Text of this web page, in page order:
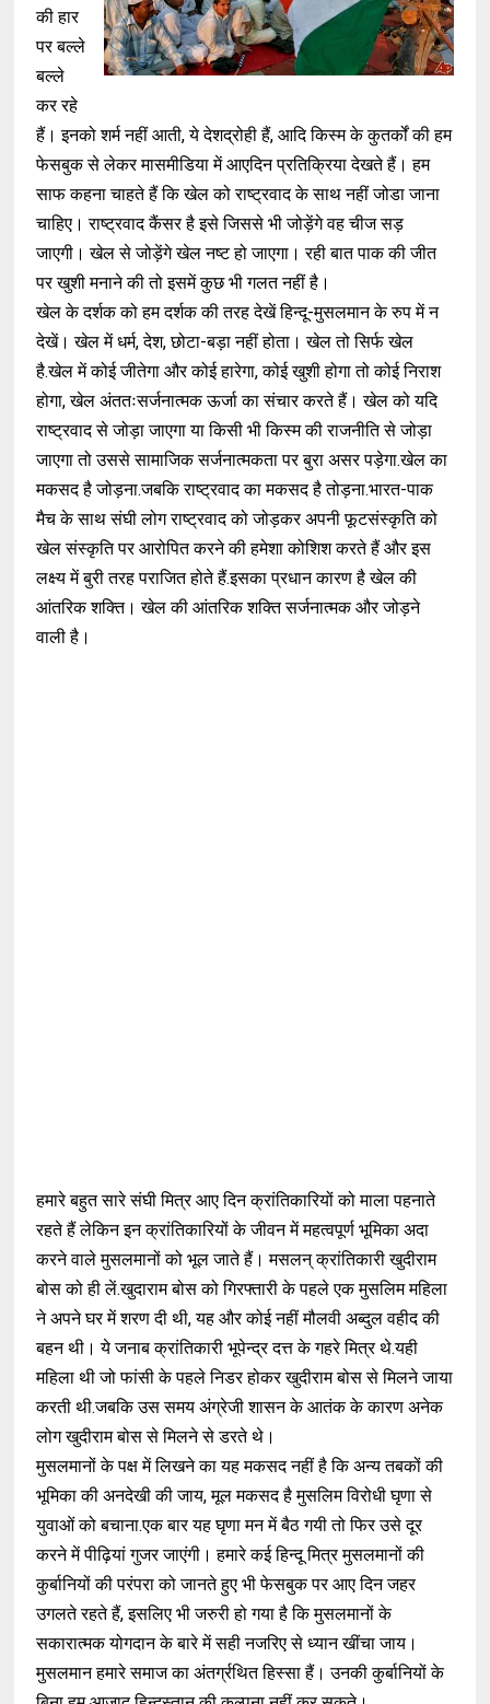
की हार
पर बल्ले
बल्ले
कर रहे
हैं।इनको शर्म नहीं आती,ये देशद्रोही हैं,आदि किस्म के कुतर्कों की हम
फेसबुक से लेकर मासमीडिया में आएदिन प्रतिक्रिया देखते हैं।हम
साफ कहना चाहते हैं कि खेल को राष्ट्रवाद के साथ नहीं जोडा जाना
चाहिए ।राष्ट्रवाद कैंसर है इसे जिससे भी जोड़ेंगे वह चीज सड़
जाएगी ।खेल से जोड़ेंगे खेल नष्ट हो जाएगा ।रही बात पाक की जीत
पर खुशी मनाने की तो इसमें कुछ भी गलत नहीं है ।
खेल के दर्शक को हम दर्शक की तरह देखें हिन्दू-मुसलमान के रुप में न
देखें।खेल में धर्म,देश,छोटा-बड़ा नहीं होता।खेल तो सिर्फ खेल
है.खेल में कोई जीतेगा और कोई हारेगा,कोई खुशी होगा तो कोई निराश
होगा,खेल अंततःसर्जनात्मक ऊर्जा का संचार करते हैं।खेल को यदि
राष्ट्रवाद से जोड़ा जाएगा या किसी भी किस्म की राजनीति से जोड़ा
जाएगा तो उससे सामाजिक सर्जनात्मकता पर बुरा असर पड़ेगा.खेल का
मकसद है जोड़ना.जबकि राष्ट्रवाद का मकसद है तोड़ना.भारत-पाक
मैच के साथ संघी लोग राष्ट्रवाद को जोड़कर अपनीफूटसंस्कृति को
खेल संस्कृति पर आरोपित करने की हमेशा कोशिश करते हैं और इस
लक्ष्य में बुरी तरह पराजित होते हैं.इसका प्रधान कारण है खेल की
आंतरिक शक्ति।खेल की आंतरिक शक्ति सर्जनात्मक और जोड़ने
वाली है ।
हमारे बहुत सारे संघी मित्र आए दिन क्रांतिकारियों को माला पहनाते
रहते हैं लेकिन इन क्रांतिकारियों के जीवन में महत्वपूर्ण भूमिका अदा
करने वाले मुसलमानों को भूल जाते हैं।मसलन् क्रांतिकारी खुदीराम
बोस को ही लें.खुदाराम बोस को गिरफ्तारी के पहले एक मुसलिम महिला
ने अपने घर में शरण दी थी,यह और कोई नहीं मौलवी अब्दुल वहीद की
बहन थी ।ये जनाब क्रांतिकारी भूपेन्द्र दत्त के गहरे मित्र थे.यही
महिला थी जो फांसी के पहले निडर होकर खुदीराम बोस से मिलने जाया
करती थी.जबकि उस समय अंग्रेजी शासन के आतंक के कारण अनेक
लोग खुदीराम बोस से मिलने से डरते थे ।
मुसलमानों के पक्ष में लिखने का यह मकसद नहीं है कि अन्य तबकों की
भूमिका की अनदेखी की जाय,मूल मकसद है मुसलिम विरोधी घृणा से
युवाओं को बचाना.एक बार यह घृणा मन में बैठ गयी तो फिर उसे दूर
करने में पीढ़ियां गुजर जाएंगी ।हमारे कई हिन्दू मित्र मुसलमानों की
कुर्बानियों की परंपरा को जानते हुए भी फेसबुक पर आए दिन जहर
उगलते रहते हैं,इसलिए भी जरुरी हो गया है कि मुसलमानों के
सकारात्मक योगदान के बारे में सही नजरिए से ध्यान खींचा जाय ।
मुसलमान हमारे समाज का अंतर्ग्रथित हिस्सा हैं।उनकी कुर्बानियों के